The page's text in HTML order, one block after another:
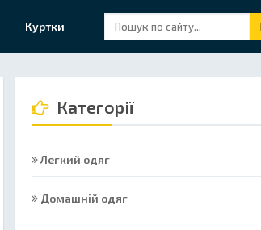
Куртки
Категорії
Легкий одяг
Домашній одяг